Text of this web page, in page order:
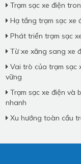
Trạm sạc xe điện
Hạ tầng trạm sạc xe
Phát triển trạm sạc
Từ xe xăng sang xe
Vai trò của trạm sạc
vững
Trạm sạc xe điện và
nhanh
Xu hướng toàn cầu